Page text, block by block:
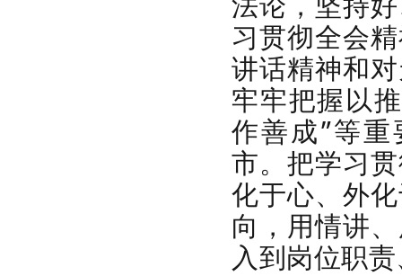
习贯彻全会
讲话精神和
牢牢把握以
作善成”等
市。 把学习
化于心、外
向， 用情讲
入到岗位职